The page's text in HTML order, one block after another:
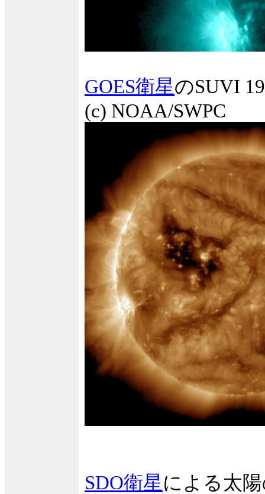
GOES衛星のSUVI
(c) NOAA/SWPC
SDO衛星による太